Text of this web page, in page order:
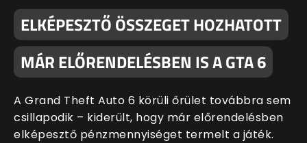
ELKÉPESZTŐ ÖSSZEGET HOZHATOTT
MÁR ELŐRENDELÉSBEN IS A GTA 6
A Grand Theft Auto 6 körüli őrület továbbra sem
csillapodik – kiderült, hogy már előrendelésben
elképesztő pénzmennyiséget termelt a játék.